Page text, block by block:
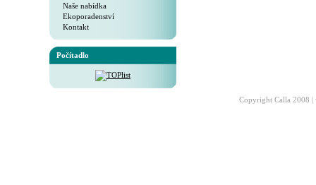
Naše nabídka
Ekoporadenství
Kontakt
Počítadlo
Copyright Calla 2008 |